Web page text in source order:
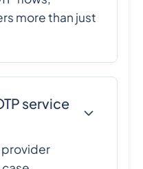
more than just
service
provider